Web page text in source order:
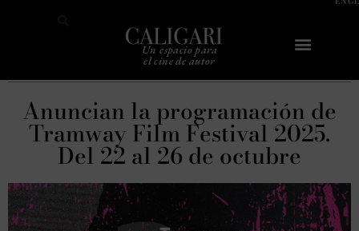
Un espacio para
el cine de autor
Anuncian la programación de
Tramway Film Festival 2025.
Del 22 al 26 de octubre